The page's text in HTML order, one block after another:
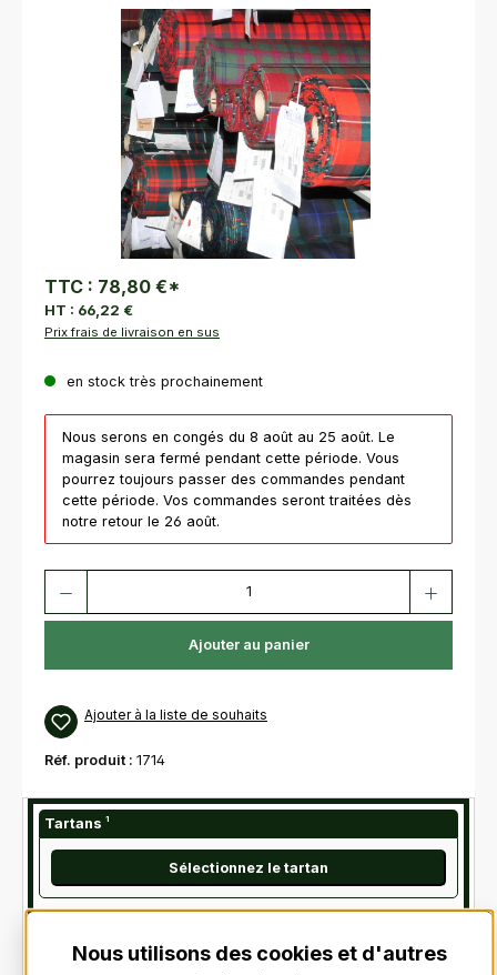
Ignorer la galerie d'images
TTC : 78,80 €*
HT : 66,22 €
Prix frais de livraison en sus
en stock très prochainement
Nous serons en congés du 8 août au 25 août. Le
magasin sera fermé pendant cette période. Vous
pourrez toujours passer des commandes pendant
cette période. Vos commandes seront traitées dès
notre retour le 26 août.
Ajouter au panier
Ajouter à la liste de souhaits
Réf. produit : 1714
Tartans¹
Sélectionnez le tartan
Nous utilisons des cookies et d'autres